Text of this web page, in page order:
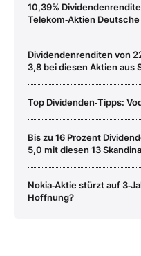
10,39%
Telekom‑Aktien
Dividendenrenditen von
3,8 bei diesen Aktien aus
Top Dividenden‑Tipps:
Bis zu 16 Prozent
5,0 mit diesen 13
Nokia‑Aktie stürzt auf
Hoffnung?